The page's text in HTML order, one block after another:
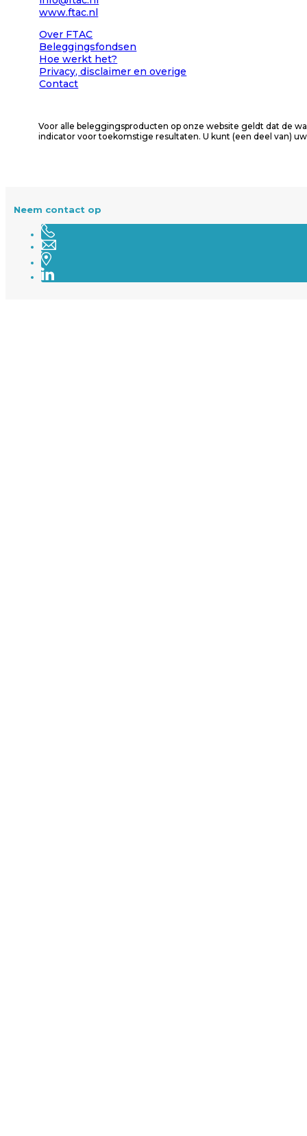
www.ftac.nl
Over FTAC
Beleggingsfondsen
Hoe werkt het?
Privacy, disclaimer en overige
Contact
Voor alle beleggingsproducten op onze website geldt dat de
indicator voor toekomstige resultaten. U kunt (een deel van)
Neem contact op